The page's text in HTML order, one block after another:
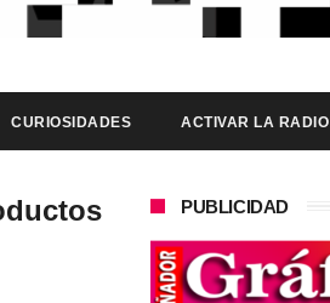
CURIOSIDADES ACTIVAR LA RADIO
PUBLICIDAD